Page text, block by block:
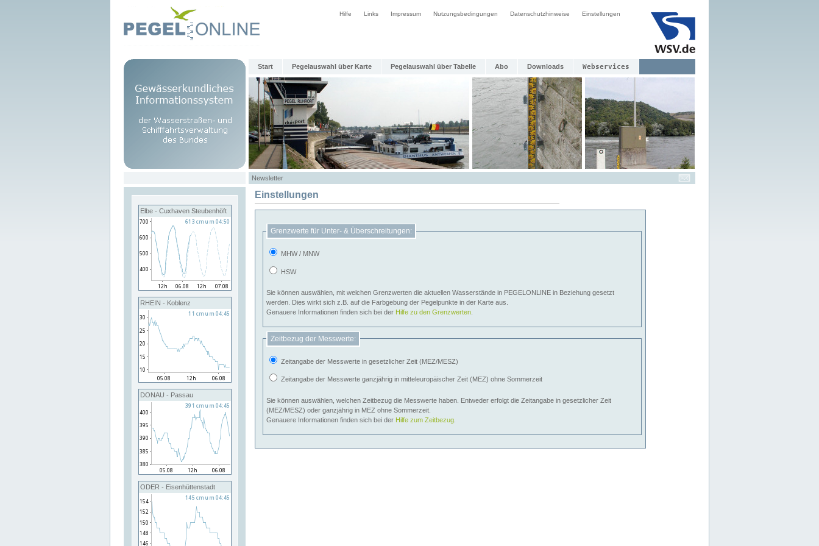
Hilfe Links Impressum Nutzungsbedingungen Datenschutzhinweise Einstellungen
Start Pegelauswahl über Karte Pegelauswahl über Tabelle Abo Downloads Webservices
Newsletter
Elbe - Cuxhaven Steubenhöft
RHEIN - Koblenz
DONAU - Passau
ODER - Eisenhüttenstadt
Einstellungen
Grenzwerte für Unter- & Überschreitungen:
MHW / MNW
HSW
Sie können auswählen, mit welchen Grenzwerten die aktuellen Wasserstände in PEGELONLINE in Beziehung gesetzt
werden. Dies wirkt sich z.B. auf die Farbgebung der Pegelpunkte in der Karte aus.
Genauere Informationen finden sich bei der Hilfe zu den Grenzwerten
Zeitbezug der Messwerte:
Zeitangabe der Messwerte in gesetzlicher Zeit (MEZ/MESZ)
Zeitangabe der Messwerte ganzjährig in mitteleuropäischer Zeit (MEZ) ohne Sommerzeit
Sie können auswählen, welchen Zeitbezug die Messwerte haben. Entweder erfolgt die Zeitangabe in gesetzlicher Zeit
(MEZ/MESZ) oder ganzjährig in MEZ ohne Sommerzeit.
Genauere Informationen finden sich bei der Hilfe zum Zeitbezug